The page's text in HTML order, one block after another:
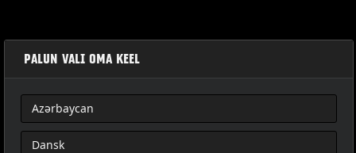
SELLINO TOURING
PALUN VALI OMA KEEL
Azərbaycan
Dansk